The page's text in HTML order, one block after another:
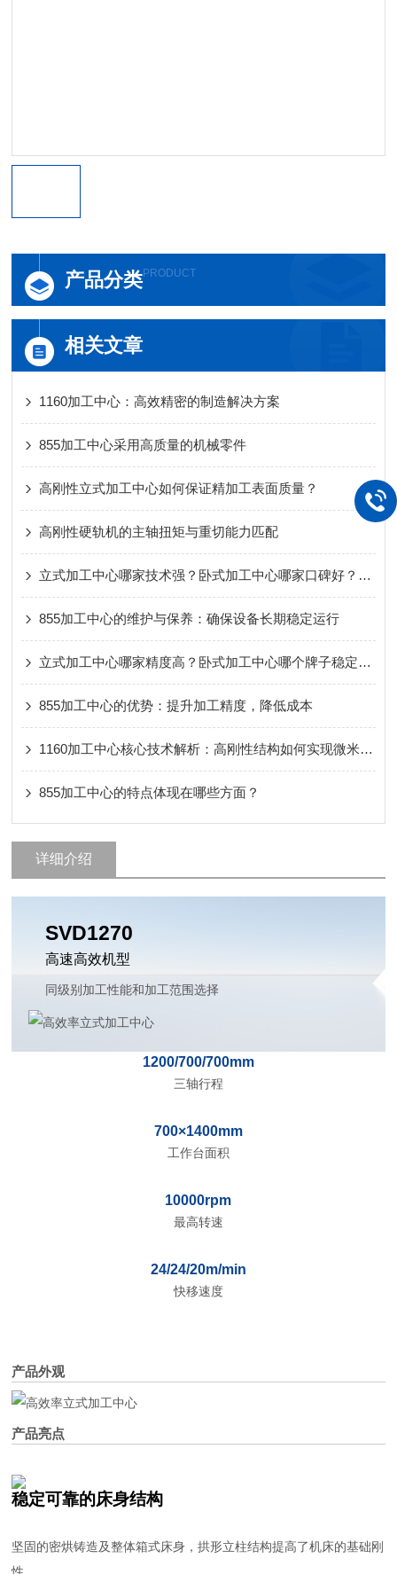
产品分类PRODUCT
相关文章
1160加工中心：高效精密的制造解决方案
855加工中心采用高质量的机械零件
高刚性立式加工中心如何保证精加工表面质量？
高刚性硬轨机的主轴扭矩与重切能力匹配
立式加工中心哪家技术强？卧式加工中心哪家口碑好？龙门加工中心哪个品牌售后服务好？
855加工中心的维护与保养：确保设备长期稳定运行
立式加工中心哪家精度高？卧式加工中心哪个牌子稳定性好？龙门加工中心选购建议，看这几点就够了
855加工中心的优势：提升加工精度，降低成本
1160加工中心核心技术解析：高刚性结构如何实现微米级加工精度
855加工中心的特点体现在哪些方面？
详细介绍
SVD1270
高速高效机型
同级别加工性能和加工范围选择
1200/700/700mm
三轴行程
700×1400mm
工作台面积
10000rpm
最高转速
24/24/20m/min
快移速度
产品外观
产品亮点
稳定可靠的床身结构
坚固的密烘铸造及整体箱式床身，拱形立柱结构提高了机床的基础刚
性。